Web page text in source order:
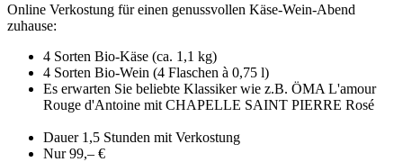
Online Verkostung für einen genussvollen Käse-Wein-Abend
zuhause:
4 Sorten Bio-Käse (ca. 1,1 kg)
4 Sorten Bio-Wein (4 Flaschen à 0,75 l)
Es erwarten Sie beliebte Klassiker wie z.B. ÖMA L'amour
Rouge d'Antoine mit CHAPELLE SAINT PIERRE Rosé
Dauer 1,5 Stunden mit Verkostung
Nur 99,– €